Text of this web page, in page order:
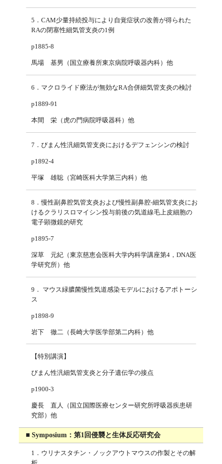
5．CAM少量持続投与により自覚症状の改善が得られた
RAの閉塞性細気管支炎の1例
p1885-8
馬場 基男（国立療養所東京病院呼吸器内科）他
6．マクロライド療法が無効なRA合併細気管支炎の検討
p1889-91
本間 栄（虎の門病院呼吸器科）他
7．びまん性汎細気管支炎におけるデフェンシンの検討
p1892-4
平塚 雄聡（宮崎医科大学第三内科）他
8．慢性副鼻腔気管支炎および慢性副鼻腔-細気管支炎にお
けるクラリスロマイシン投与前後の気道線毛上皮細胞の
電子顕微鏡的研究
p1895-7
深草 元紀（東京慈恵会医科大学内科学講座第4，DNA医
学研究所）他
9． マウス緑膿菌慢性気道感染モデルにおけるアポトーシ
ス
p1898-9
岩下 徹二（長崎大学医学部第二内科）他
【特別講演】
びまん性汎細気管支炎と分子遺伝学の接点
p1900-3
慶長 直人（国立国際医療センター研究所呼吸器疾患研
究部）他
■ Symposium：第1回侵襲と生体反応研究会
1．ウリナスタチン・ノックアウトマウスの作製とその解